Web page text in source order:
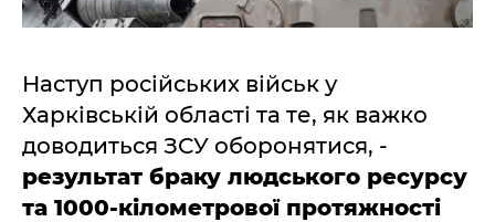
Наступ російських військ у
Харківській області та те, як важко
доводиться ЗСУ оборонятися, -
результат браку людського ресурсу
та 1000-кілометрової протяжності